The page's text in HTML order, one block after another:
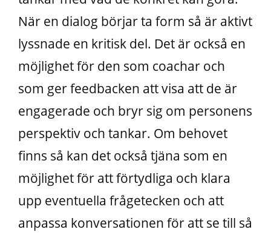
När en dialog börjar ta form så är aktivt
lyssnade en kritisk del. Det är också en
möjlighet för den som coachar och
som ger feedbacken att visa att de är
engagerade och bryr sig om personens
perspektiv och tankar. Om behovet
finns så kan det också tjäna som en
möjlighet för att förtydliga och klara
upp eventuella frågetecken och att
anpassa konversationen för att se till så